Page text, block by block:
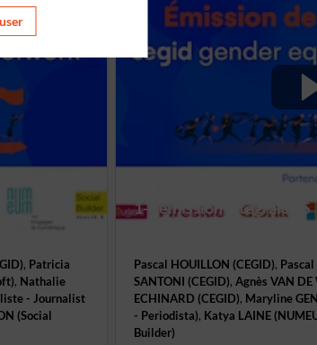
) Patricia
) Nathalie
- Journalist
(Social
1- L'émission intégrale ES
Pascal HOUILLON (CEGID) Pascal
SANTONI (CEGID) Agnès VAN DE
ECHINARD (CEGID) Maryline
- Periodista) Katya LAINE (
Builder)